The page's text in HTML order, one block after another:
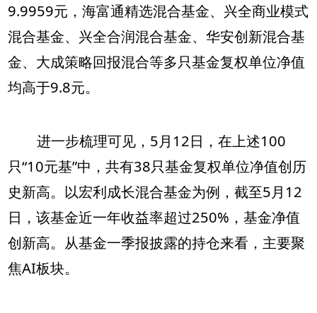
9.9959元，海富通精选混合基金、兴全商业模式
混合基金、兴全合润混合基金、华安创新混合基
金、大成策略回报混合等多只基金复权单位净值
均高于9.8元。
进一步梳理可见，5月12日，在上述100
只“10元基”中，共有38只基金复权单位净值创历
史新高。以宏利成长混合基金为例，截至5月12
日，该基金近一年收益率超过250%，基金净值
创新高。从基金一季报披露的持仓来看，主要聚
焦AI板块。